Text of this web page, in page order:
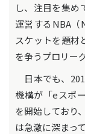
し、注目を集め
運営するNBA
スケットを題材
を争うプロリー
日本でも、
機構が「eスポ
を開始しており
は急激に深まっ